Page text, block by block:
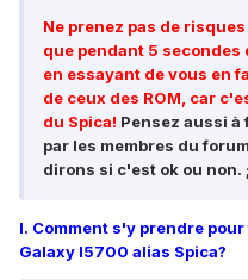
Ne prenez pas de
que pendant 5
en essayant de vous en
de ceux des ROM, car
du Spica! Pensez aussi
par les membres du
dirons si c'est ok ou non.
I. Comment s'y prendre
Galaxy I5700 alias Spica?